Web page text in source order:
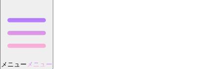
メニュー メニュー